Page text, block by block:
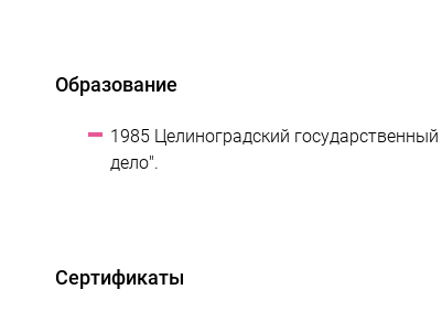
Образование
1985 Целиноградский
дело".
Сертификаты